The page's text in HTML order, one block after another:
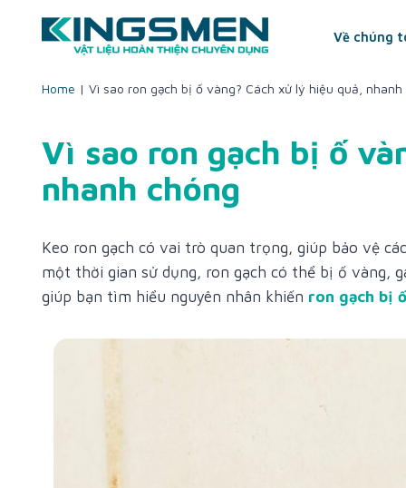
Về chúng
Home | Vì sao ron gạch bị ố vàng? Cách xử lý hiệu quả, nhanh
Vì sao ron gạch bị ố
nhanh chóng
Keo ron gạch có vai trò quan trọng, giúp bảo vệ
một thời gian sử dụng, ron gạch có thể bị ố vàng,
giúp bạn tìm hiểu nguyên nhân khiến ron gạch bị